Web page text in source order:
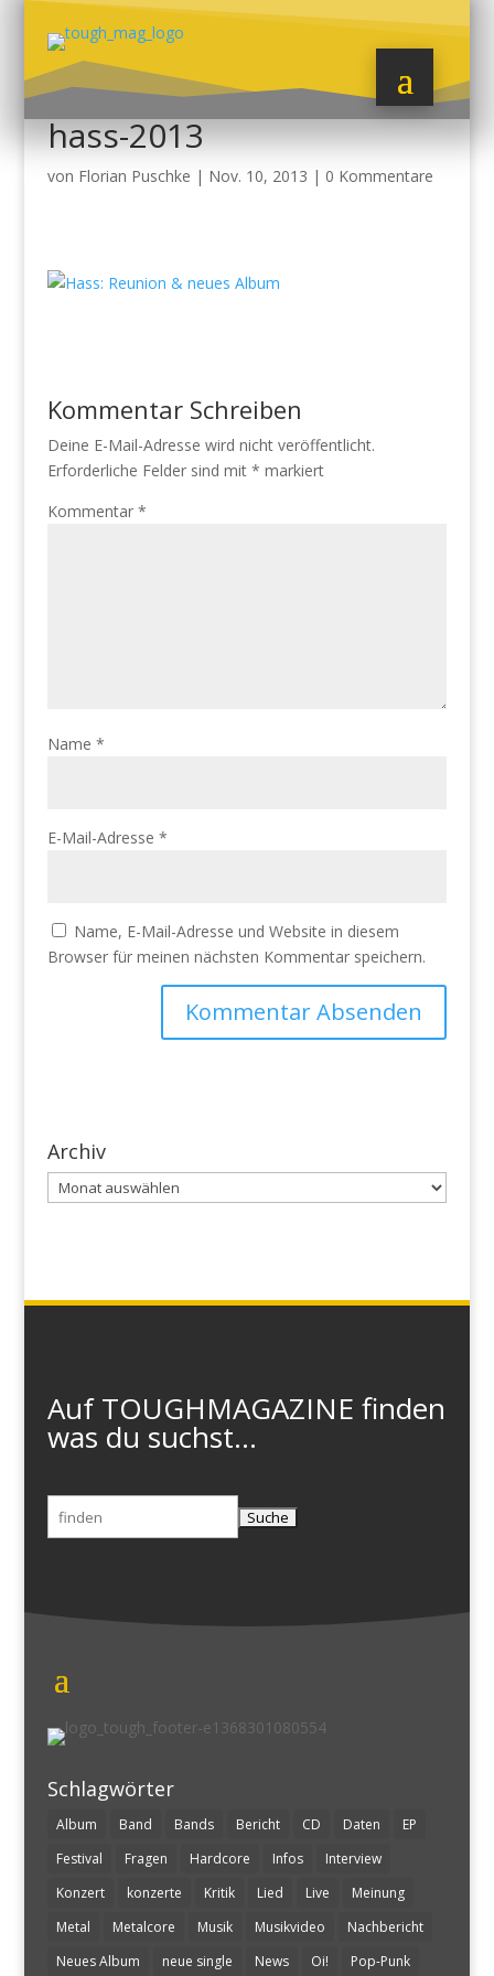
hass-2013
von Florian Puschke | Nov. 10, 2013 | 0 Kommentare
Kommentar Schreiben
Deine E-Mail-Adresse wird nicht veröffentlicht.
Erforderliche Felder sind mit * markiert
Kommentar *
Name *
E-Mail-Adresse *
Name, E-Mail-Adresse und Website in diesem
Browser für meinen nächsten Kommentar speichern.
Archiv
Archiv
Auf TOUGHMAGAZINE finden
was du suchst...
Suchen
nach:
Schlagwörter
Album Band Bands Bericht CD Daten
EP
Festival
Fragen Hardcore Infos
Interview
Konzert
konzerte Kritik Lied Live
Meinung
Metal
Metalcore Musik Musikvideo
Nachbericht
Neues Album
neue single News Oi! Pop-Punk